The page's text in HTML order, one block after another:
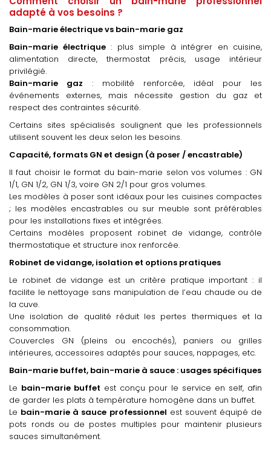
adapté à vos besoins ?
Bain-marie électrique vs bain-marie gaz
Bain-marie électrique: plus simple à intégrer en cuisine,
alimentation directe, thermostat précis, usage intérieur
privilégié.
Bain-marie gaz : mobilité renforcée, idéal pour les
événements externes, mais nécessite gestion du gaz et
respect des contraintes sécurité.
Certains sites spécialisés soulignent que les professionnels
utilisent souvent les deux selon les besoins.
Capacité, formats GN et design (à poser / encastrable)
Il faut choisir le format du bain-marie selon vos volumes : GN
1/1, GN 1/2, GN 1/3, voire GN 2/1 pour gros volumes.
Les modèles à poser sont idéaux pour les cuisines compactes
; les modèles encastrables ou sur meuble sont préférables
pour les installations fixes et intégrées.
Certains modèles proposent robinet de vidange, contrôle
thermostatique et structure inox renforcée.
Robinet de vidange, isolation et options pratiques
Le robinet de vidange est un critère pratique important : il
facilite le nettoyage sans manipulation de l’eau chaude ou de
la cuve.
Une isolation de qualité réduit les pertes thermiques et la
consommation.
Couvercles GN (pleins ou encochés), paniers ou grilles
intérieures, accessoires adaptés pour sauces, nappages, etc.
Bain-marie buffet, bain-marie à sauce : usages spécifiques
Le bain-marie buffet est conçu pour le service en self, afin
de garder les plats à température homogène dans un buffet.
Le bain-marie à sauce professionnel est souvent équipé de
pots ronds ou de postes multiples pour maintenir plusieurs
sauces simultanément.